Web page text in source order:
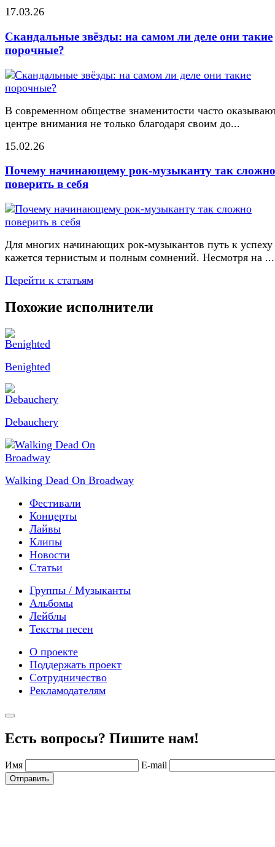
17.03.26
Скандальные звёзды: на самом ли деле они такие
порочные?
В современном обществе знаменитости часто
центре внимания не только благодаря своим до...
15.02.26
Почему начинающему рок-музыканту так сложно
поверить в себя
Для многих начинающих рок-музыкантов путь к успеху
кажется тернистым и полным сомнений. Несмотря на ...
Перейти к статьям
Похожие исполнители
Benighted
Debauchery
Walking Dead On Broadway
Фестивали
Концерты
Лайвы
Клипы
Новости
Статьи
Группы / Музыканты
Альбомы
Лейблы
Тексты песен
О проекте
Поддержать проект
Сотрудничество
Рекламодателям
Есть вопросы? Пишите нам!
Имя E-mail